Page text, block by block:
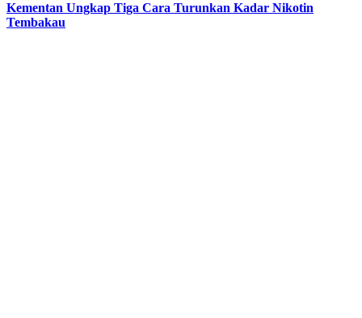
Kementan Ungkap Tiga Cara Turunkan Kadar Nikotin
Tembakau